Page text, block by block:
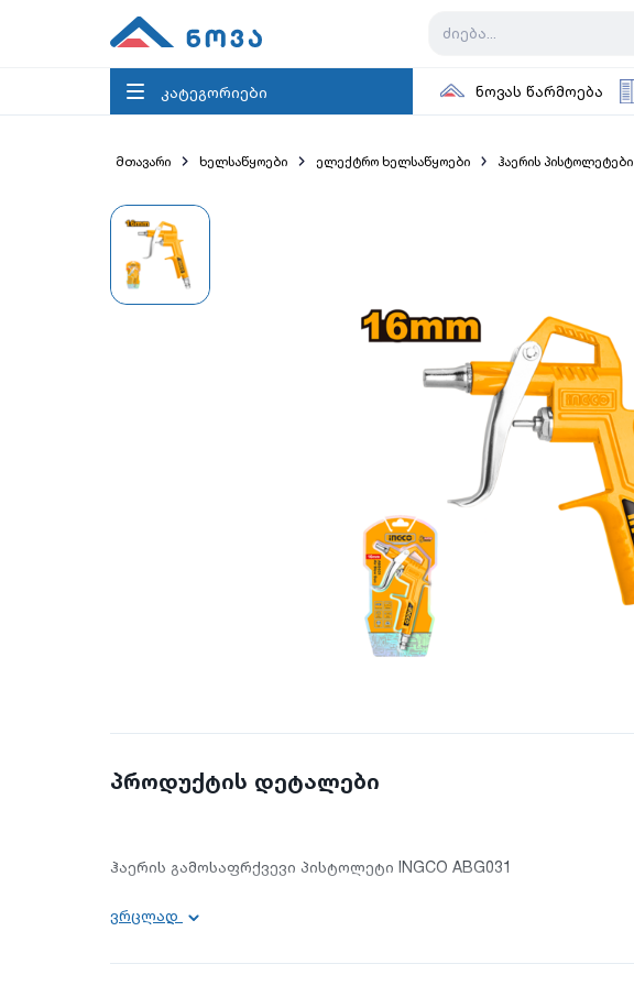
კატეგორიები ნოვას წარმოება
მთავარი ხელსაწყოები ელექტრო ხელსაწყოები ჰაერის პისტოლეტები
პროდუქტის დეტალები
ჰაერის გამოსაფრქვევი პისტოლეტი INGCO ABG031
ძირითადი ინფორმაცია:
დანიშნულება: სამომხმარებლო;
ვრცლად